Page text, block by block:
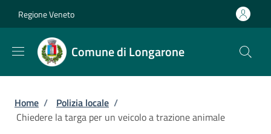
Regione Veneto
Comune di Longarone
Briciole di pane
Home / Polizia locale /
Chiedere la targa per un veicolo a trazione animale